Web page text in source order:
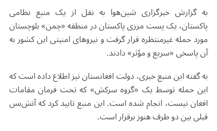
به گزارش خبرگزاری شین‌هوا به نقل از یک منبع نظامی
پاکستان، یک پست مرزی پاکستان در منطقه «چمن» بلوچستان
مورد حمله غیرمنتظره قرار گرفت و نیروهای امنیتی این کشور به
آن پاسخی «سریع و مؤثر» دادند.
به گفته این منبع خبری، دولت افغانستان نیز اطلاع داده است که
این حمله توسط یک «گروه سرکش» که تحت فرمان مقامات
افغان نیست، انجام شده است. این منبع تایید کرد که آتش‌بس
قبلی بین دو طرف هنوز برقرار است.